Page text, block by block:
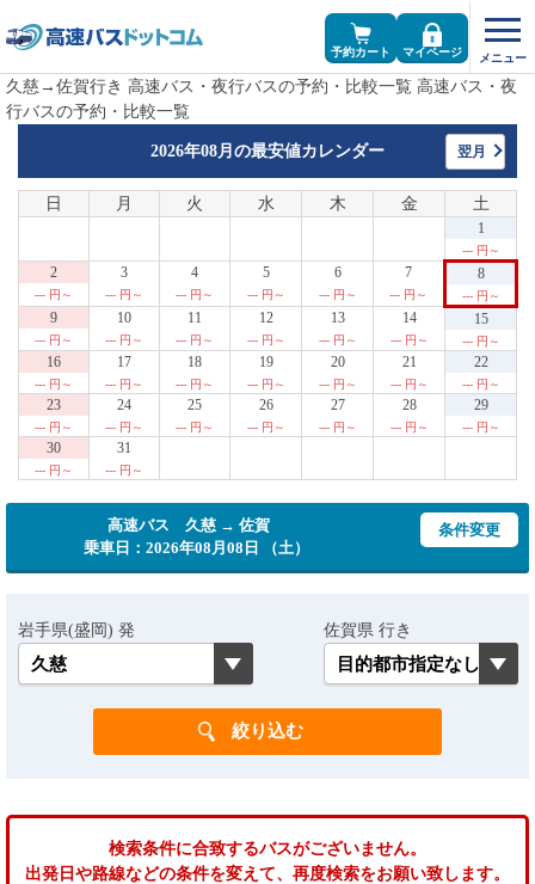
予約カート マイページ
久慈→佐賀行き 高速バス・夜行バスの予約・比較一覧 高速バス・夜
行バスの予約・比較一覧
2026年08月の最安値カレンダー 翌月
日 月 火 水 木 金 土
1
--- 円～
2
--- 円～
3
--- 円～
4
--- 円～
5
--- 円～
6
--- 円～
7
--- 円～
8
--- 円～
9
--- 円～
10
--- 円～
11
--- 円～
12
--- 円～
13
--- 円～
14
--- 円～
15
--- 円～
16
--- 円～
17
--- 円～
18
--- 円～
19
--- 円～
20
--- 円～
21
--- 円～
22
--- 円～
23
--- 円～
24
--- 円～
25
--- 円～
26
--- 円～
27
--- 円～
28
--- 円～
29
--- 円～
30
--- 円～
31
--- 円～
高速バス 久慈 → 佐賀
乗車日：2026年08月08日 （土）
条件変更
岩手県(盛岡) 発 佐賀県 行き
検索条件に合致するバスがございません。
出発日や路線などの条件を変えて、再度検索をお願い致します。